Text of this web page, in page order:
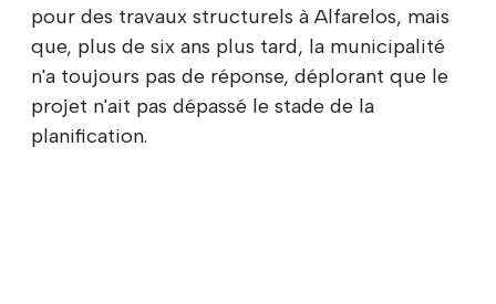
pour des travaux structurels à Alfarelos, mais
que, plus de six ans plus tard, la municipalité
n'a toujours pas de réponse, déplorant que le
projet n'ait pas dépassé le stade de la
planification.